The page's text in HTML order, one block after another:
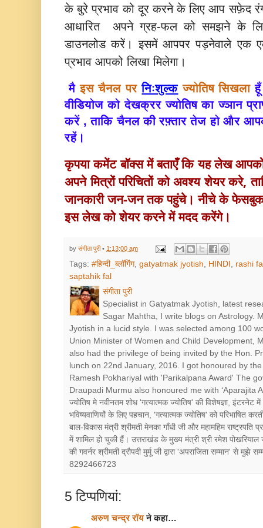
के बुरे प्रभाव को दूर करने के लिए आप सफ़ेद
आधारित अपने ग्रह-फल को समझने के
डाउनलोड करें। इसमें आपपर पड़नेवाले एक
प्रभाव आपको लिखा मिलेगा।
मैइस चैनल परनिःशुल्क ज्योतिष सिखलाहूँ
वीडियोज को देखक्रर ज्योतिष का ज्ञान
करें , ताकि चैनल की रफ़्तार तेज हो और
रहें।
कृपया कमेंट बॉक्स में बताएँ कि यह लेख
अपने मित्रों परिचितों को अवश्य शेयर करे,
जानकारी जन-जन तक पहुंचे। नीचे के
इस लेख को शेयर करने में मदद करेंगे।
by संगीता पुरी• 1:13:00 am
Tags: #हिन्दी_ब्लॉगिंग, gatyatmak jyotish, HINDI , rashi
saptahik fal
संगीता पुरी
Specialist in Gatyatmak Jyotish, latest
Sagar Mahtha, I write blogs on Astrology.
Jyotish in a lucid style. I was selected among 100
Union Minister of Women and Child Development,
also had the privilege of being invited by the Hon.
lunch on 22nd January, 2016. I got honoured by
Ramesh Pokhariyal with 'Parikalpana Award' The
Draupadi Murmu also honoured me with ‘Aparajita
ज्योतिष मे नवीनतम शोध 'गत्यात्मक ज्योतिष' की विशेषज्ञा,
भविष्यवाणियों के लिए पहचान, 'गत्यात्मक ज्योतिष' को परिभाषित
बाल-विकास मंत्री श्रीमती मेनका गाँधी जी और महामहिम
में शामिल हो चुकी हैं। उत्तराखंड के मुख्य मंत्री श्री रमेश पोखरियाल
की गवर्नर श्रीमती द्रौपदी मुर्मू जी द्वारा 'अपराजिता सम्मान' से
8292466723
5 टिप्‍पणियां:
अरुण चन्द्र रॉयने कहा…